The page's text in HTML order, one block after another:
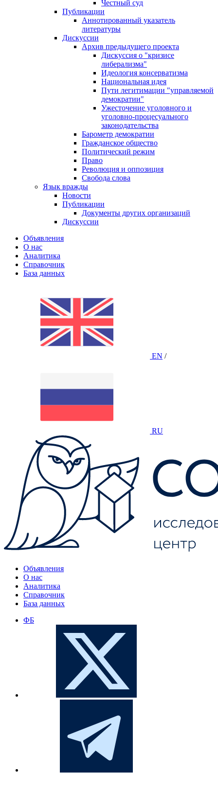
Честный суд
Публикации
Аннотированный указатель
литературы
Дискуссии
Архив предыдущего проекта
Дискуссия о "кризисе
либерализма"
Идеология консерватизма
Национальная идея
Пути легитимации "управляемой
демократии"
Ужесточение уголовного и
уголовно-процесуального
законодательства
Барометр демократии
Гражданское общество
Политический режим
Право
Революция и оппозиция
Свобода слова
Язык вражды
Новости
Публикации
Документы других организаций
Дискуссии
Объявления
О нас
Аналитика
Справочник
База данных
EN /
RU
Объявления
О нас
Аналитика
Справочник
База данных
ФБ